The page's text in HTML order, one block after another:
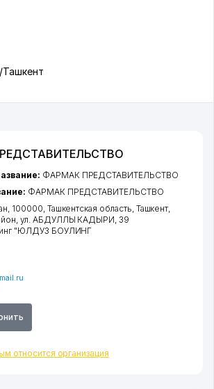
Ташкент
относится организация
ФАРМАК ПРЕДСТАВИТЕЛЬСТВО
ФАРМАК ПРЕДСТАВИТЕЛЬСТВО
100000, Ташкентская область Ташкент
,ул. АБДУЛЛЫ КАДЫРИ , 39
"ЮЛДУЗ БОУЛИНГ